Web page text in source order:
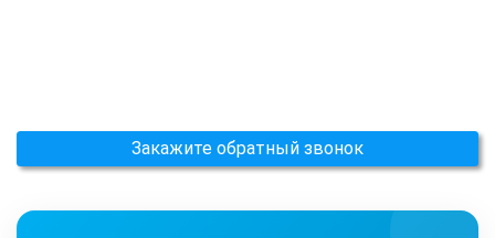
Закажите обратный звонок